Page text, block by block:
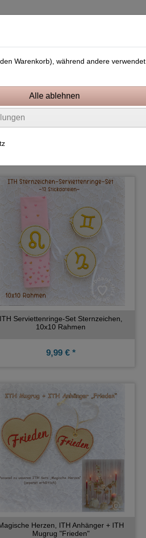
ITH Serviettenringe-Set Sternzeichen,
10x10 Rahmen
9,99 € *
Herzen, ITH Anhänger + ITH
Mugrug "Frieden"
Warenkorb), während andere verwendet